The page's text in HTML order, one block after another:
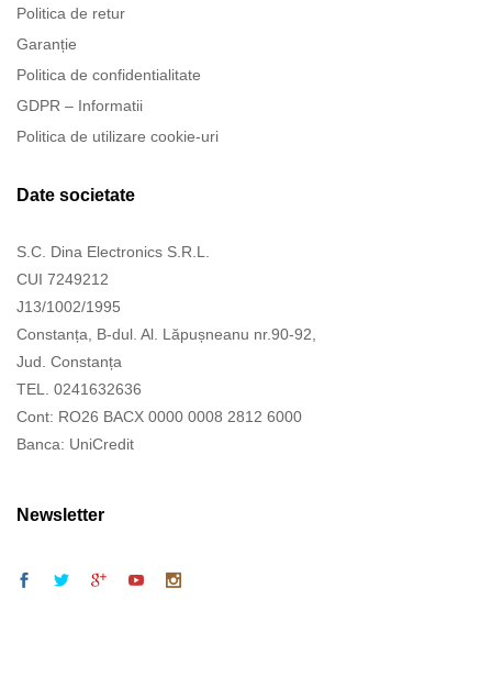
Politica de retur
Garanție
Politica de confidentialitate
GDPR – Informatii
Politica de utilizare cookie-uri
Date societate
S.C. Dina Electronics S.R.L.
CUI 7249212
J13/1002/1995
Constanța, B-dul. Al. Lăpușneanu nr.90-92,
Jud. Constanța
TEL. 0241632636
Cont: RO26 BACX 0000 0008 2812 6000
Banca: UniCredit
Newsletter